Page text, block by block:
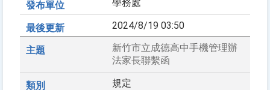
學務處
2024/8/19 03:50
新竹市立成德高中手機管理辦
法家長聯繫函
規定